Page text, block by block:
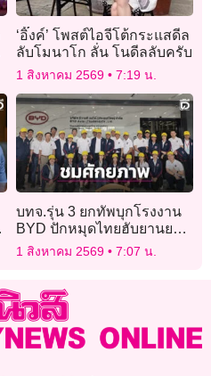
‘อิ๊งค์’ โพสต์ไอจีโต้กระแสดีล
ลับโมนาโก ลั่น โนดีลลับครับ
1 สิงหาคม 2569 7:19 น.
บทจ.รุ่น 3 ยกทัพบุกโรงงาน
BYD ปักหมุดไทยฮับยานยนต์
ไฟฟ้าอาเซียน
1 สิงหาคม 2569 7:07 น.